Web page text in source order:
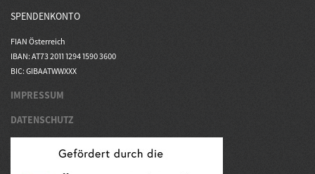
SPENDENKONTO
FIAN Österreich
IBAN: AT73 2011 1294 1590 3600
BIC: GIBAATWWXXX
IMPRESSUM
DATENSCHUTZ